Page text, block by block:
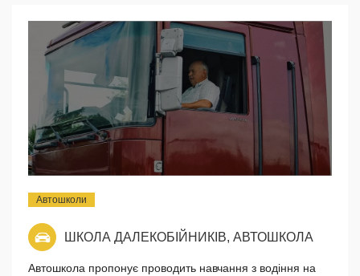
Автошколи
ШКОЛА ДАЛЕКОБІЙНИКІВ, АВТОШКОЛА
Автошкола пропонує проводить навчання з водіння на